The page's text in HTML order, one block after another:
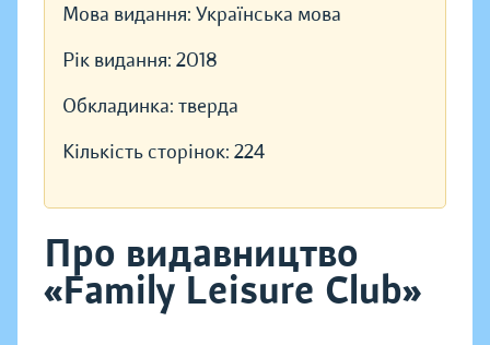
Мова видання: Українська мова
Рік видання: 2018
Обкладинка: тверда
Кількість сторінок: 224
Про видавництво
«Family Leisure Club»